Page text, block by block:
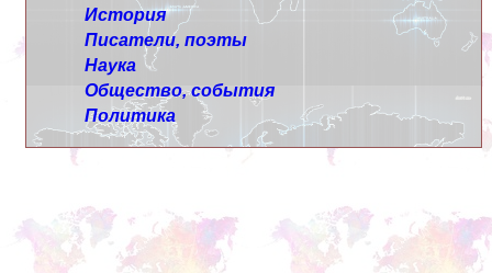
История
Писатели, поэты
Наука
Общество, события
Политика